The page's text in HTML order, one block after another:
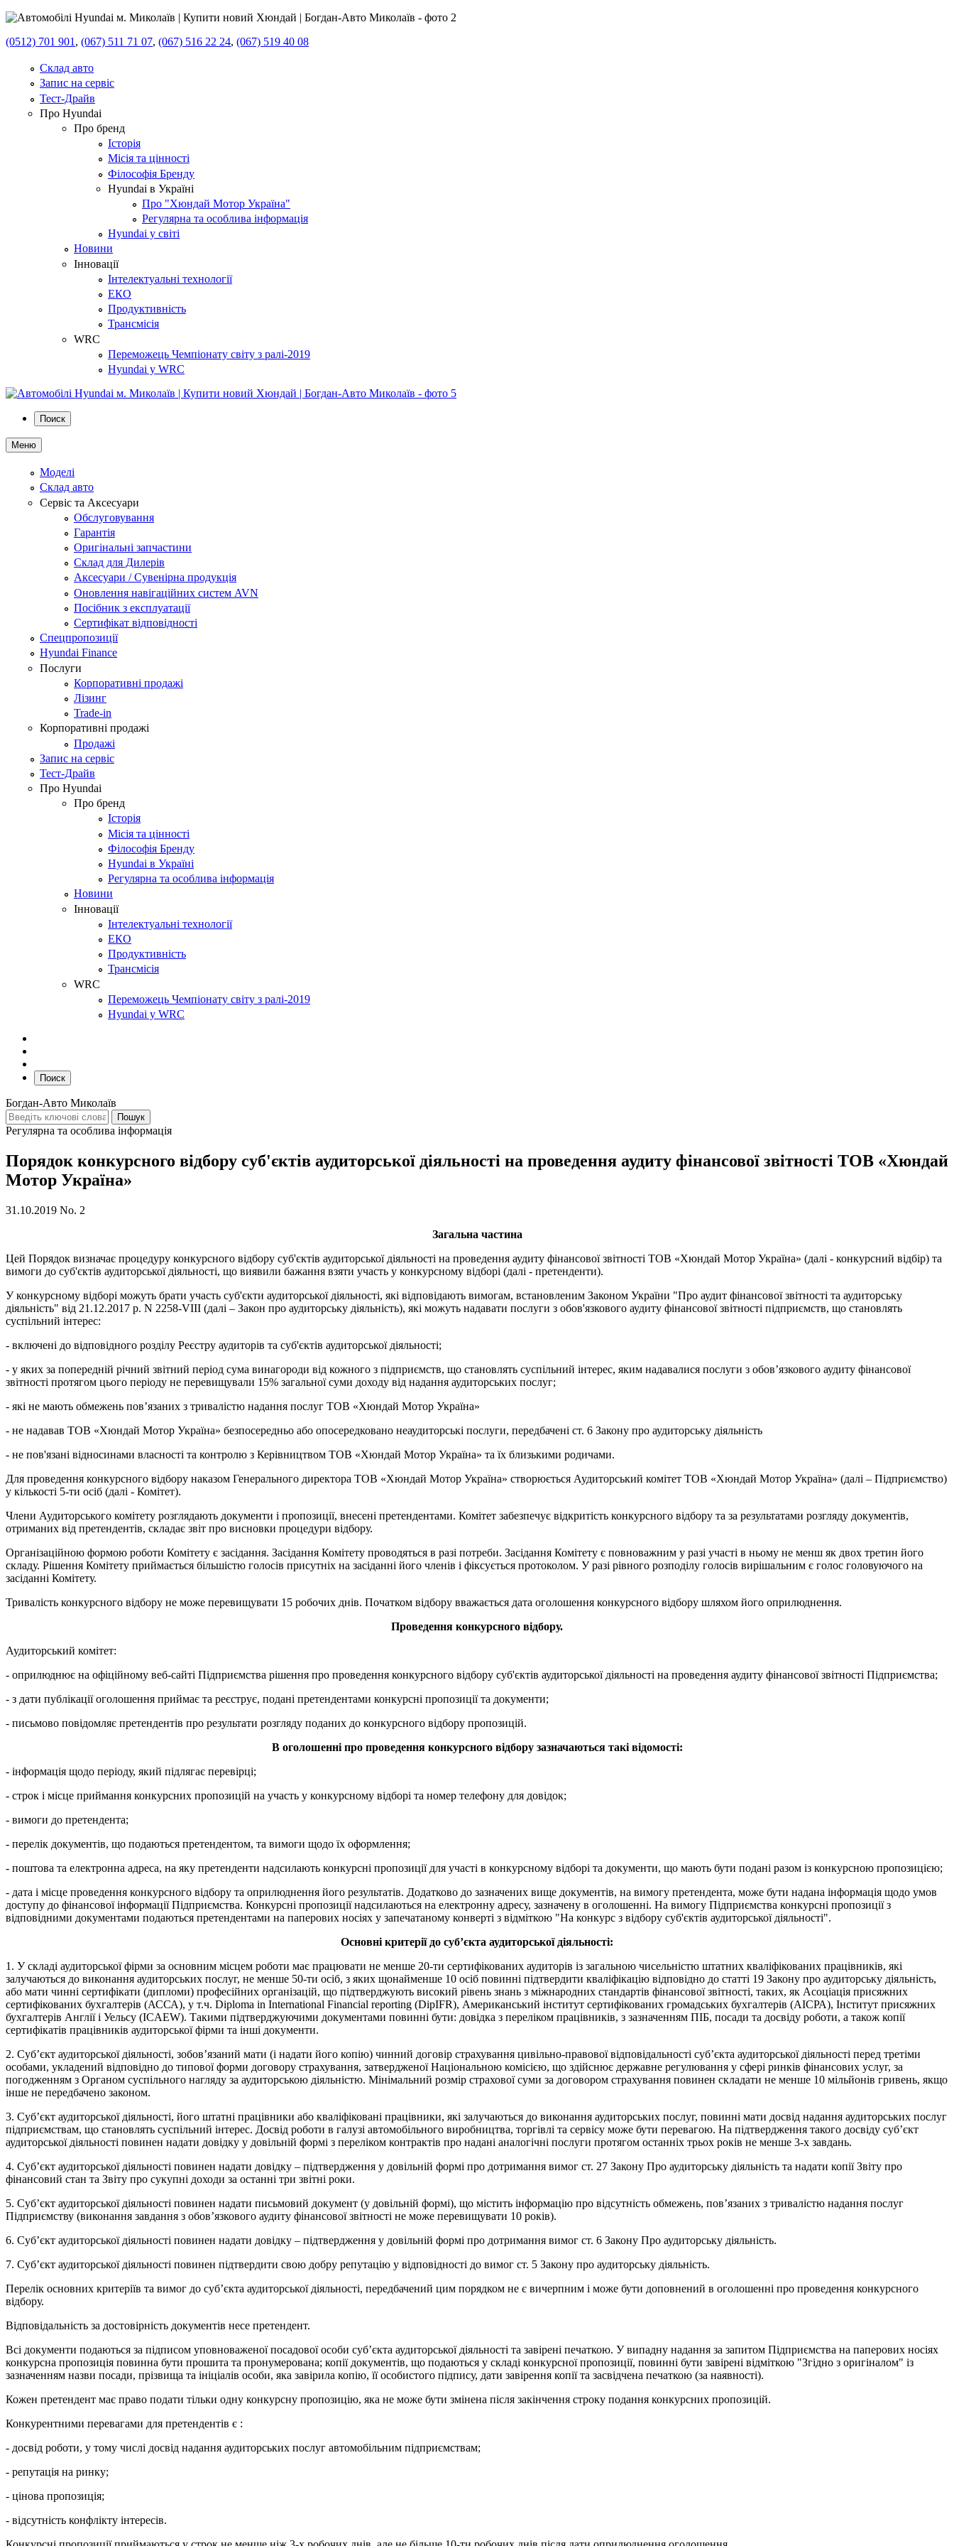
(0512) 701 901 , (067) 511 71 07, (067) 516 22 24, (067) 519 40 08
Склад авто
Запис на сервіс
Тест-Драйв
Про Hyundai
Про бренд
Історія
Місія та цінності
Філософія Бренду
Hyundai в Україні
Про "Хюндай Мотор Україна"
Регулярна та особлива інформація
Hyundai у світі
Новини
Інновації
Інтелектуальні технології
ЕКО
Продуктивність
Трансмісія
WRC
Переможець Чемпіонату світу з ралі-2019
Hyundai у WRC
Поиск
Меню
Моделі
Склад авто
Сервіс та Аксесуари
Обслуговування
Гарантія
Оригінальні запчастини
Склад для Дилерів
Аксесуари / Сувенірна продукція
Оновлення навігаційних систем AVN
Посібник з експлуатації
Сертифікат відповідності
Спецпропозиції
Hyundai Finance
Послуги
Корпоративні продажі
Лізинг
Trade-in
Корпоративні продажі
Продажі
Запис на сервіс
Тест-Драйв
Про Hyundai
Про бренд
Історія
Місія та цінності
Філософія Бренду
Hyundai в Україні
Регулярна та особлива інформація
Новини
Інновації
Інтелектуальні технології
ЕКО
Продуктивність
Трансмісія
WRC
Переможець Чемпіонату світу з ралі-2019
Hyundai у WRC
Поиск
Богдан-Авто Миколаїв
Регулярна та особлива інформація
Порядок конкурсного відбору суб'єктів аудиторської діяльності на проведення аудиту фінансової звітності ТОВ «Хюндай
Мотор Україна»
31.10.2019 No. 2
Загальна частина
Цей Порядок визначає процедуру конкурсного відбору суб'єктів аудиторської діяльності на проведення аудиту фінансової звітності ТОВ «Хюндай Мотор Україна» (далі - конкурсний відбір) та
вимоги до суб'єктів аудиторської діяльності, що виявили бажання взяти участь у конкурсному відборі (далі - претенденти).
У конкурсному відборі можуть брати участь суб'єкти аудиторської діяльності, які відповідають вимогам, встановленим Законом України "Про аудит фінансової звітності та аудиторську
діяльність" від 21.12.2017 р. N 2258-VIII (далі – Закон про аудиторську діяльність), які можуть надавати послуги з обов'язкового аудиту фінансової звітності підприємств, що становлять
суспільний інтерес:
- включені до відповідного розділу Реєстру аудиторів та суб'єктів аудиторської діяльності;
- у яких за попередній річний звітний період сума винагороди від кожного з підприємств, що становлять суспільний інтерес, яким надавалися послуги з обов’язкового аудиту фінансової
звітності протягом цього періоду не перевищували 15% загальної суми доходу від надання аудиторських послуг;
- які не мають обмежень пов’язаних з тривалістю надання послуг ТОВ «Хюндай Мотор Україна»
- не надавав ТОВ «Хюндай Мотор Україна» безпосередньо або опосередковано неаудиторські послуги, передбачені ст. 6 Закону про аудиторську діяльність
- не пов'язані відносинами власності та контролю з Керівництвом ТОВ «Хюндай Мотор Україна» та їх близькими родичами.
Для проведення конкурсного відбору наказом Генерального директора ТОВ «Хюндай Мотор Україна» створюється Аудиторський комітет ТОВ «Хюндай Мотор Україна» (далі – Підприємство)
у кількості 5-ти осіб (далі - Комітет).
Члени Аудиторського комітету розглядають документи і пропозиції, внесені претендентами. Комітет забезпечує відкритість конкурсного відбору та за результатами розгляду документів,
отриманих від претендентів, складає звіт про висновки процедури відбору.
Організаційною формою роботи Комітету є засідання. Засідання Комітету проводяться в разі потреби. Засідання Комітету є повноважним у разі участі в ньому не менш як двох третин його
складу. Рішення Комітету приймається більшістю голосів присутніх на засіданні його членів і фіксується протоколом. У разі рівного розподілу голосів вирішальним є голос головуючого на
засіданні Комітету.
Тривалість конкурсного відбору не може перевищувати 15 робочих днів. Початком відбору вважається дата оголошення конкурсного відбору шляхом його оприлюднення.
Проведення конкурсного відбору.
Аудиторський комітет:
- оприлюднює на офіційному веб-сайті Підприємства рішення про проведення конкурсного відбору суб'єктів аудиторської діяльності на проведення аудиту фінансової звітності Підприємства;
- з дати публікації оголошення приймає та реєструє, подані претендентами конкурсні пропозиції та документи;
- письмово повідомляє претендентів про результати розгляду поданих до конкурсного відбору пропозицій.
В оголошенні про проведення конкурсного відбору зазначаються такі відомості:
- інформація щодо періоду, який підлягає перевірці;
- строк і місце приймання конкурсних пропозицій на участь у конкурсному відборі та номер телефону для довідок;
- вимоги до претендента;
- перелік документів, що подаються претендентом, та вимоги щодо їх оформлення;
- поштова та електронна адреса, на яку претенденти надсилають конкурсні пропозиції для участі в конкурсному відборі та документи, що мають бути подані разом із конкурсною пропозицією;
- дата і місце проведення конкурсного відбору та оприлюднення його результатів. Додатково до зазначених вище документів, на вимогу претендента, може бути надана інформація щодо умов
доступу до фінансової інформації Підприємства. Конкурсні пропозиції надсилаються на електронну адресу, зазначену в оголошенні. На вимогу Підприємства конкурсні пропозиції з
відповідними документами подаються претендентами на паперових носіях у запечатаному конверті з відміткою "На конкурс з відбору суб'єктів аудиторської діяльності".
Основні критерії до суб’єкта аудиторської діяльності:
1. У складі аудиторської фірми за основним місцем роботи має працювати не менше 20-ти сертифікованих аудиторів із загальною чисельністю штатних кваліфікованих працівників, які
залучаються до виконання аудиторських послуг, не менше 50-ти осіб, з яких щонайменше 10 осіб повинні підтвердити кваліфікацію відповідно до статті 19 Закону про аудиторську діяльність,
або мати чинні сертифікати (дипломи) професійних організацій, що підтверджують високий рівень знань з міжнародних стандартів фінансової звітності, таких, як Асоціація присяжних
сертифікованих бухгалтерів (АССА), у т.ч. Diploma in International Financial reporting (DipIFR), Американський інститут сертифікованих громадських бухгалтерів (АІСРА), Інститут присяжних
бухгалтерів Англії і Уельсу (ICAEW). Такими підтверджуючими документами повинні бути: довідка з переліком працівників, з зазначенням ПІБ, посади та досвіду роботи, а також копії
сертифікатів працівників аудиторської фірми та інші документи.
2. Суб’єкт аудиторської діяльності, зобов’язаний мати (і надати його копію) чинний договір страхування цивільно-правової відповідальності суб’єкта аудиторської діяльності перед третіми
особами, укладений відповідно до типової форми договору страхування, затвердженої Національною комісією, що здійснює державне регулювання у сфері ринків фінансових услуг, за
погодженням з Органом суспільного нагляду за аудиторською діяльністю. Мінімальний розмір страхової суми за договором страхування повинен складати не менше 10 мільйонів гривень, якщо
інше не передбачено законом.
3. Суб’єкт аудиторської діяльності, його штатні працівники або кваліфіковані працівники, які залучаються до виконання аудиторських послуг, повинні мати досвід надання аудиторських послуг
підприємствам, що становлять суспільний інтерес. Досвід роботи в галузі автомобільного виробництва, торгівлі та сервісу може бути перевагою. На підтвердження такого досвіду суб’єкт
аудиторської діяльності повинен надати довідку у довільній формі з переліком контрактів про надані аналогічні послуги протягом останніх трьох років не менше 3-х завдань.
4. Суб’єкт аудиторської діяльності повинен надати довідку – підтвердження у довільній формі про дотримання вимог ст. 27 Закону Про аудиторську діяльність та надати копії Звіту про
фінансовий стан та Звіту про сукупні доходи за останні три звітні роки.
5. Суб’єкт аудиторської діяльності повинен надати письмовий документ (у довільній формі), що містить інформацію про відсутність обмежень, пов’язаних з тривалістю надання послуг
Підприємству (виконання завдання з обов’язкового аудиту фінансової звітності не може перевищувати 10 років).
6. Суб’єкт аудиторської діяльності повинен надати довідку – підтвердження у довільній формі про дотримання вимог ст. 6 Закону Про аудиторську діяльність.
7. Суб’єкт аудиторської діяльності повинен підтвердити свою добру репутацію у відповідності до вимог ст. 5 Закону про аудиторську діяльність.
Перелік основних критеріїв та вимог до суб’єкта аудиторської діяльності, передбачений цим порядком не є вичерпним і може бути доповнений в оголошенні про проведення конкурсного
відбору.
Відповідальність за достовірність документів несе претендент.
Всі документи подаються за підписом уповноваженої посадової особи суб’єкта аудиторської діяльності та завірені печаткою. У випадну надання за запитом Підприємства на паперових носіях
конкурсна пропозиція повинна бути прошита та пронумерована; копії документів, що подаються у складі конкурсної пропозиції, повинні бути завірені відміткою "Згідно з оригіналом" із
зазначенням назви посади, прізвища та ініціалів особи, яка завірила копію, її особистого підпису, дати завірення копії та засвідчена печаткою (за наявності).
Кожен претендент має право подати тільки одну конкурсну пропозицію, яка не може бути змінена після закінчення строку подання конкурсних пропозицій.
Конкурентними перевагами для претендентів є :
- досвід роботи, у тому числі досвід надання аудиторських послуг автомобільним підприємствам;
- репутація на ринку;
- цінова пропозиція;
- відсутність конфлікту інтересів.